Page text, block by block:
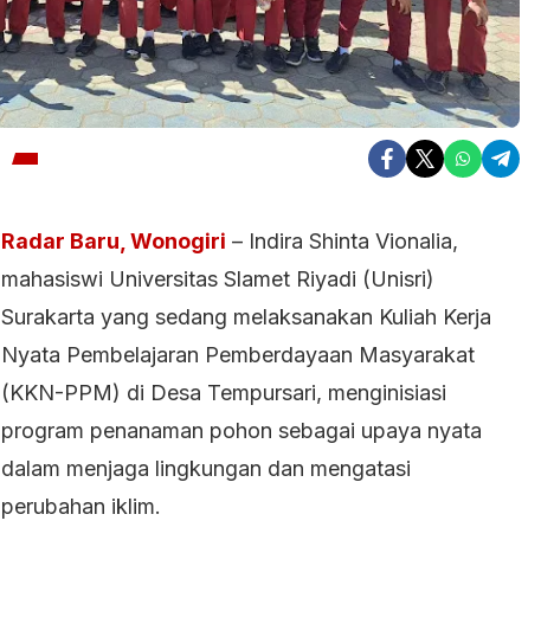
Radar Baru, Wonogiri – Indira Shinta Vionalia,
mahasiswi Universitas Slamet Riyadi (Unisri)
Surakarta yang sedang melaksanakan Kuliah Kerja
Nyata Pembelajaran Pemberdayaan Masyarakat
(KKN-PPM) di Desa Tempursari, menginisiasi
program penanaman pohon sebagai upaya nyata
dalam menjaga lingkungan dan mengatasi
perubahan iklim.